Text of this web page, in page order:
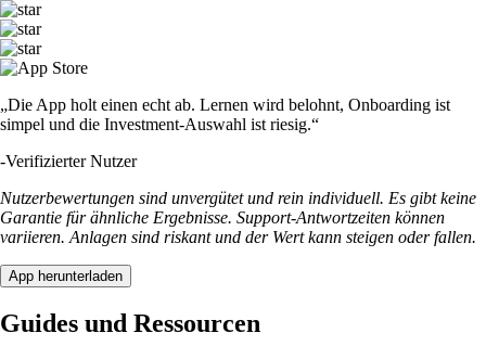
„Die App holt einen echt ab. Lernen wird belohnt, Onboarding ist
simpel und die Investment-Auswahl ist riesig.“
-Verifizierter Nutzer
Nutzerbewertungen sind unvergütet und rein individuell. Es gibt keine
Garantie für ähnliche Ergebnisse. Support-Antwortzeiten können
variieren. Anlagen sind riskant und der Wert kann steigen oder fallen.
App herunterladen
Guides und Ressourcen